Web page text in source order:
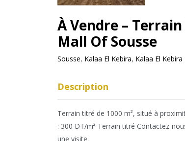
À Vendre – Terrain
Mall Of Sousse
Sousse, Kalaa El Kebira, Kalaa El Kebira
Description
Terrain titré de 1000 m², situé à
: 300 DT/m² Terrain titré Contactez-
une visite.